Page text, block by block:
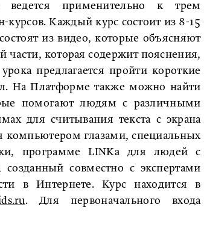
ведется применительно к трем
Каждый курс состоит из 8-15
из видео, которые объясняют
части, которая содержит пояснения,
предлагается пройти короткие
На Платформе также можно найти
помогают людям с различными
для считывания текста с экрана
компьютером глазами, специальных
программе LINKa для людей с
совместно с экспертами
в Интернете. Курс находится в
. Для первоначального входа